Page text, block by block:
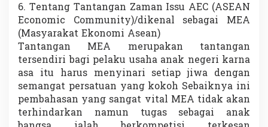
6. Tentang Tantangan Zaman Issu AEC (ASEAN
Economic Community)/dikenal sebagai MEA
(Masyarakat Ekonomi Asean)
Tantangan MEA merupakan tantangan
tersendiri bagi pelaku usaha anak negeri karna
asa itu harus menyinari setiap jiwa dengan
semangat persatuan yang kokoh Sebaiknya ini
pembahasan yang sangat vital MEA tidak akan
terhindarkan namun tugas sebagai anak